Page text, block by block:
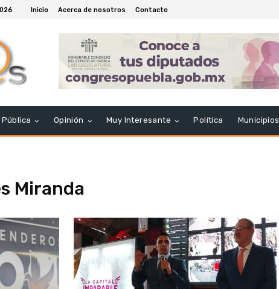
Inicio Acerca de nosotros Contacto
Opinión Muy Interesante Política Municipios
Miranda